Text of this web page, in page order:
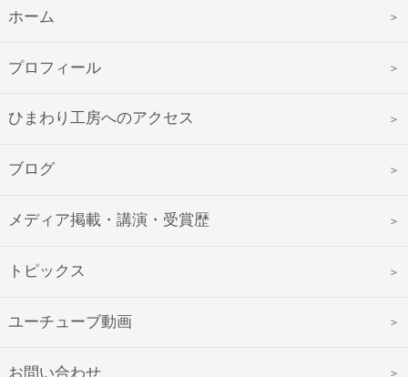
ホーム
プロフィール
ひまわり工房へのアクセス
ブログ
メディア掲載・講演・受賞歴
トピックス
ユーチューブ動画
お問い合わせ